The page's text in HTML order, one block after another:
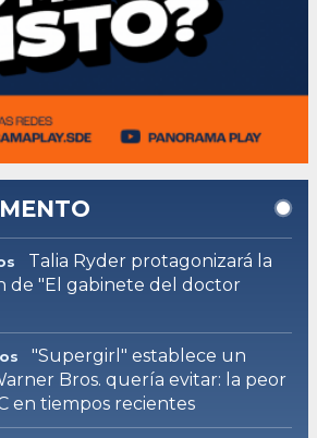
Talia Ryder protagonizará la
de "El gabinete del doctor
"Supergirl" establece un
Bros. quería evitar: la peor
en tiempos recientes